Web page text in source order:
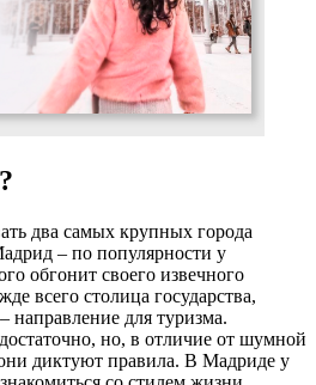
два самых крупных города
– по популярности у
обгонит своего извечного
всего столица государства,
направление для туризма.
но, в отличие от шумной
диктуют правила. В Мадриде у